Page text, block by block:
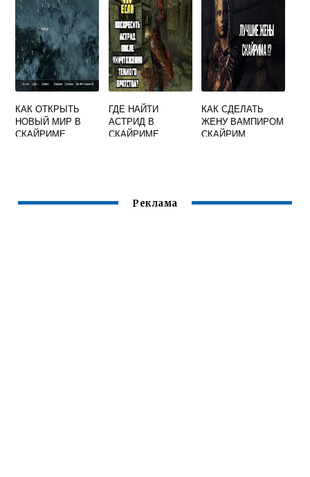
КАК ОТКРЫТЬ
НОВЫЙ МИР В
СКАЙРИМЕ
ГДЕ НАЙТИ
АСТРИД В
СКАЙРИМЕ
КАК СДЕЛАТЬ
ЖЕНУ ВАМПИРОМ
СКАЙРИМ
Реклама